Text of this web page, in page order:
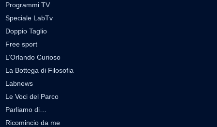
Programmi TV
Speciale LabTv
Doppio Taglio
Free sport
L’Orlando Curioso
La Bottega di Filosofia
Labnews
Le Voci del Parco
Parliamo di…
Ricomincio da me